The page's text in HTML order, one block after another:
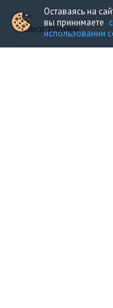
Оставаясь на
вы принимаете
использовании
Новостройки